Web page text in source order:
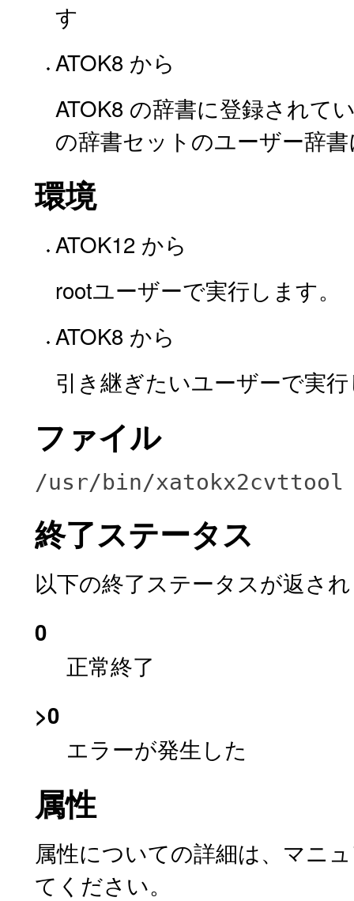
す
ATOK8 から
ATOK8 の辞書に登録されて
の辞書セットのユーザー辞
環境
ATOK12 から
rootユーザーで実行します。
ATOK8 から
引き継ぎたいユーザーで実
ファイル
/usr/bin/xatokx2cvttool
終了ステータス
以下の終了ステータスが返さ
0
正常終了
>0
エラーが発生した
属性
属性についての詳細は、マニ
てください。